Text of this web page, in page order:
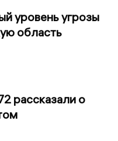
уровень угрозы
область
рассказали о